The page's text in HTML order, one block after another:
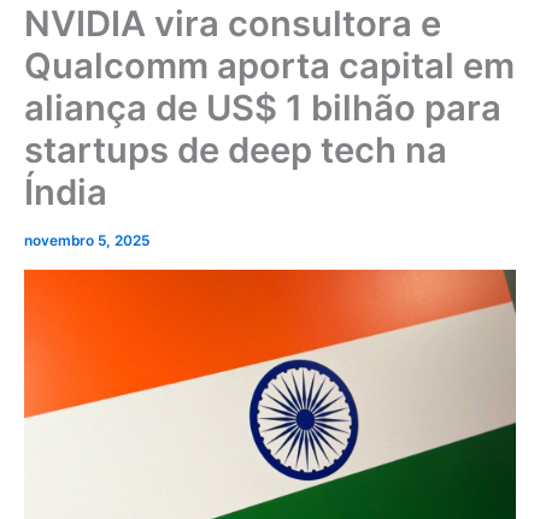
NVIDIA vira consultora e
Qualcomm aporta capital em
aliança de US$ 1 bilhão para
startups de deep tech na
Índia
novembro 5, 2025